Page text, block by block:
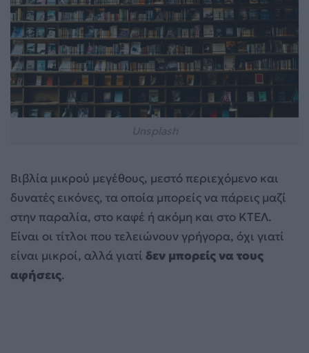
Βιβλία μικρού μεγέθους, μεστό περιεχόμενο και
δυνατές εικόνες, τα οποία μπορείς να πάρεις μαζί
στην παραλία, στο καφέ ή ακόμη και στο ΚΤΕΛ.
Είναι οι τίτλοι που τελειώνουν γρήγορα, όχι γιατί
είναι μικροί, αλλά γιατί δεν μπορείς να τους
αφήσεις.